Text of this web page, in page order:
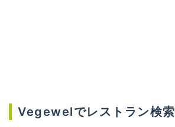
Vegewelでレストラン検索